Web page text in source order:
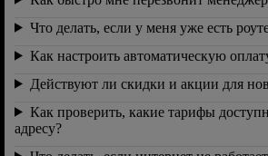
Что делать, если у меня уже есть
Как настроить автоматическую
Действуют ли скидки и акции для
Как проверить, какие тарифы
адресу?